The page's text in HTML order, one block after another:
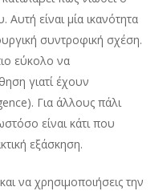
είναι μία ικανότητα
συντροφική σχέση.
εύκολο να
γιατί έχουν
Για άλλους πάλι
είναι κάτι που
εξάσκηση.
να χρησιμοποιήσεις την